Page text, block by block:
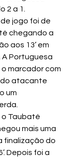
2 a 1.
jogo foi de
chegando a
aos 13’ em
Portuguesa
o marcador com
do atacante
um
o Taubaté
mais uma
finalização do
Depois foi a